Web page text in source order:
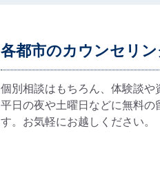
各都市のカウンセリ
個別相談はもちろん、体験談
平日の夜や土曜日などに無料
す。お気軽にお越しください。